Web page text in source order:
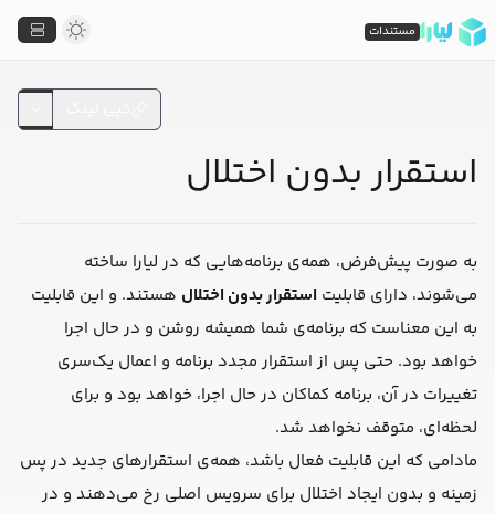
استقرار بدون اختلال
به صورت پیش‌فرض، همه‌ی برنامه‌هایی که در لیارا ساخته
می‌شوند، دارای قابلیت استقرار بدون اختلال هستند. و این قابلیت
به این معناست که برنامه‌ی شما همیشه روشن و در حال اجرا
خواهد بود. حتی پس از استقرار مجدد برنامه و اعمال یک‌سری
تغییرات در آن، برنامه کماکان در حال اجرا، خواهد بود و برای
لحظه‌ای، متوقف نخواهد شد.
مادامی که این قابلیت فعال باشد، همه‌ی استقرارهای جدید در پس
زمینه و بدون ایجاد اختلال برای سرویس اصلی رخ می‌دهند و در
مستندات